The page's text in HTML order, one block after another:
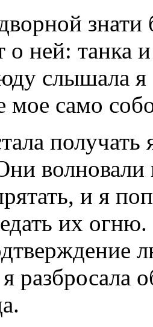
знати
о ней: танка
слышала я
мое само
и я
их
разбросала